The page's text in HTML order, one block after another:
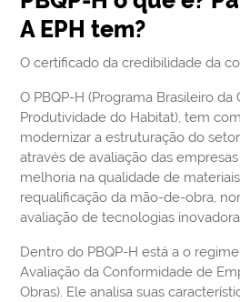
A EPH tem?
O certificado da credibilidade da
O PBQP-H (Programa Brasileiro da
Produtividade do Habitat), tem
modernizar a estruturação do
através de avaliação das
melhoria na qualidade de
requalificação da mão-de-obra,
avaliação de tecnologias
Dentro do PBQP-H está a o
Avaliação da Conformidade de
Obras). Ele analisa suas